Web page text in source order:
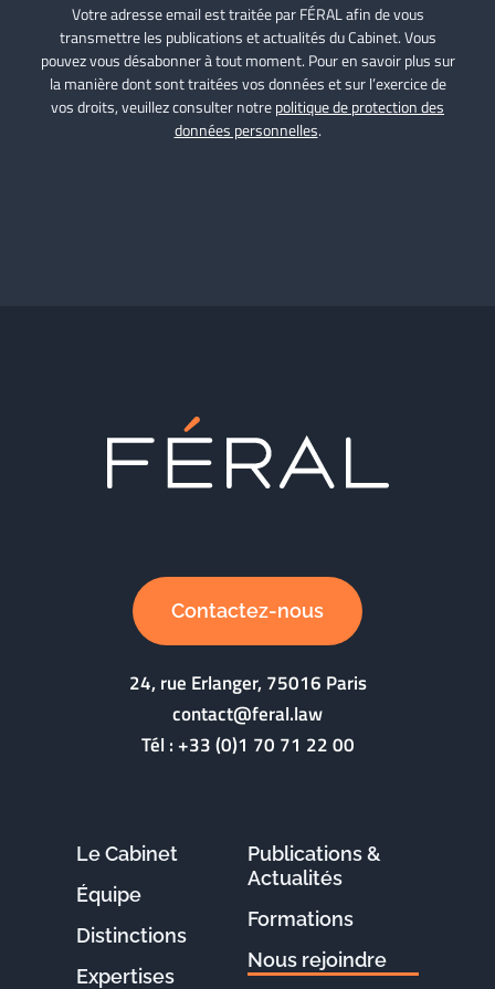
Votre adresse email est traitée par FÉRAL afin de vous
transmettre les publications et actualités du Cabinet. Vous
pouvez vous désabonner à tout moment. Pour en savoir plus sur
la manière dont sont traitées vos données et sur l’exercice de
vos droits, veuillez consulter notrepolitique de protection des
données personnelles.
Contactez-nous
24, rue Erlanger, 75016 Paris
contact@feral.law
Tél :+33 (0)1 70 71 22 00
Le Cabinet
Équipe
Distinctions
Expertises
Publications &
Actualités
Formations
Nous rejoindre